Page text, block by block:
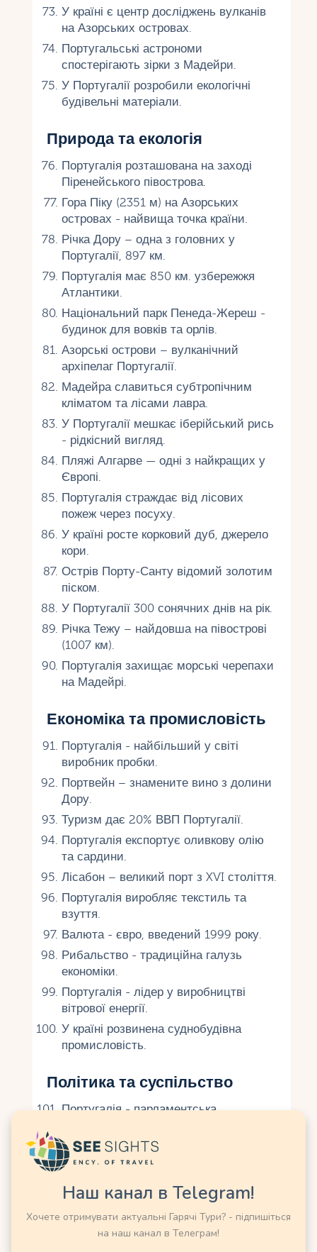
У країні є центр досліджень вулканів
на Азорських островах.
Португальські астрономи
спостерігають зірки з Мадейри.
У Португалії розробили екологічні
будівельні матеріали.
Природа та екологія
Португалія розташована на заході
Піренейського півострова.
Гора Піку (2351 м) на Азорських
островах - найвища точка країни.
Річка Дору – одна з головних у
Португалії, 897 км.
Португалія має 850 км. узбережжя
Атлантики.
Національний парк Пенеда-Жереш -
будинок для вовків та орлів.
Азорські острови – вулканічний
архіпелаг Португалії.
Мадейра славиться субтропічним
кліматом та лісами лавра.
У Португалії мешкає іберійський рись
- рідкісний вигляд.
Пляжі Алгарве — одні з найкращих у
Європі.
Португалія страждає від лісових
пожеж через посуху.
У країні росте корковий дуб, джерело
кори.
Острів Порту-Санту відомий золотим
піском.
У Португалії 300 сонячних днів на рік.
Річка Тежу – найдовша на півострові
(1007 км).
Португалія захищає морські черепахи
на Мадейрі.
Економіка та промисловість
Португалія - ​​найбільший у світі
виробник пробки.
Портвейн – знамените вино з долини
Дору.
Туризм дає 20% ВВП Португалії.
Португалія експортує оливкову олію
та сардини.
Лісабон – великий порт з XVI століття.
Португалія виробляє текстиль та
взуття.
Валюта - євро, введений 1999 року.
Рибальство - традиційна галузь
економіки.
Португалія - ​​лідер у виробництві
вітрової енергії.
У країні розвинена суднобудівна
промисловість.
Політика та суспільство
Португалія - ​​парламентська
Жінки отримали право голосу 1931
року.
мільйонів людей.
Лісабон – столиця з 1255 року.
Португалія - ​​одна з наймирніших
Наш канал в Telegram!
Хочете отримувати актуальні Гарячі Тури? - підпишіться
на наш канал в Телеграм!